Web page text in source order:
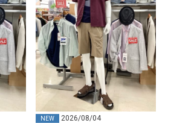
NEW 2026/08/04